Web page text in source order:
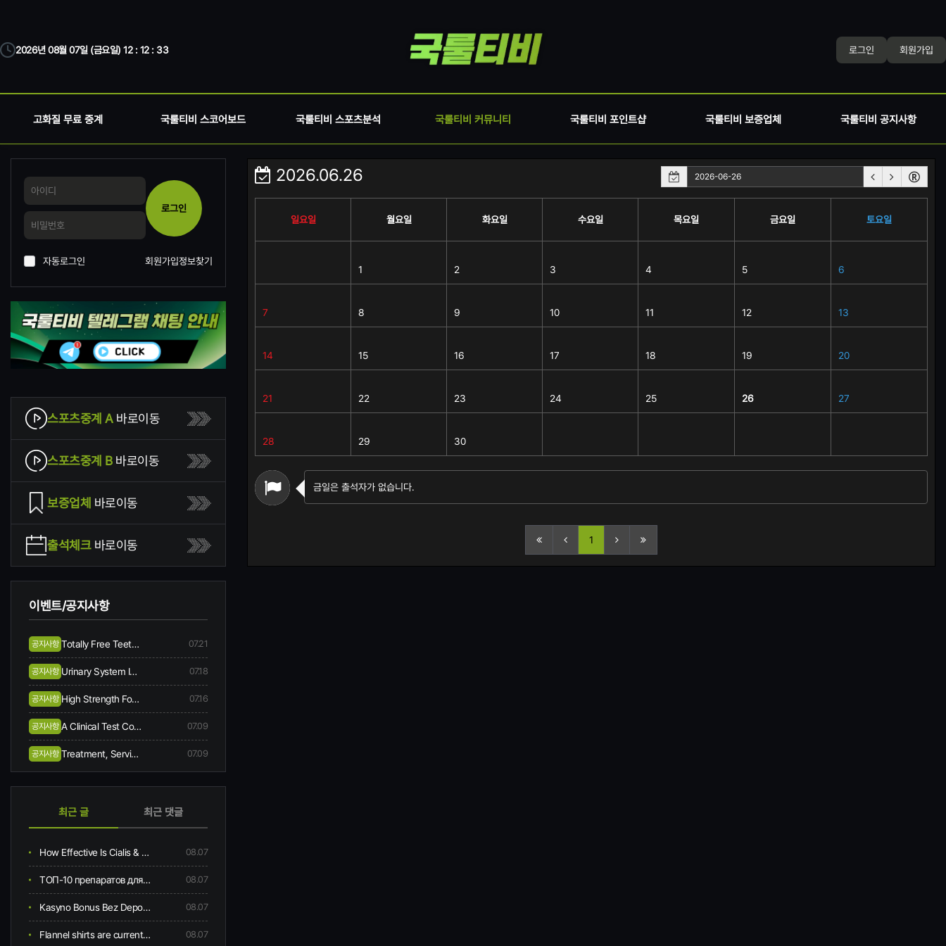
2026년 08월 07일 (금요일) 12 : 12 : 33 로그인 회원가입
고화질 무료 중계 국룰티비 스코어보드 국룰티비 스포츠분석 국룰티비 커뮤니티 국룰티비 포인트샵 국룰티비 보증업체 국룰티비 공지사항
2026.06.26
일요일 월요일 화요일 수요일 목요일 금요일 토요일
1 2 3 4 5 6
7 8 9 10 11 12 13
14 15 16 17 18 19 20
21 22 23 24 25 26 27
28 29 30
금일은 출석자가 없습니다.
1
로그인
자동로그인 회원가입정보찾기
스포츠중계 A바로이동
스포츠중계 B바로이동
보증업체 바로이동
출석체크바로이동
이벤트/공지사항
공지사항 Totally Free Teeth Bleaching When You Begin Same-day Treatment 07.21
공지사항 Urinary System Incontinence Symptoms And Causes 07.18
공지사항 High Strength Focussed Ultrasound Hifu 07.16
공지사항 A Clinical Test Comes Along In Skin Collagen, Hydration, Flexibility, Creases, Scalp, And Hair Problem Following 12-week Oral Consumption Of A Supplement Having Hydrolysed Collagen 07.09
공지사항 Treatment, Service, And Area 07.09
최근 글 최근 댓글
How Effective Is Cialis & How A lot Does It Monetary value? 08.07
ТОП-10 препаратов для потенции: разновидности, список лучших 08.07
Kasyno Bonus Bez Depozytu: What A Mistake! 08.07
Flannel shirts are currently in style, not only in men’s trend, but in women’s vogue as well. There are a great number of online outlets that sells clergy shirts and various other sort of liturgical vestments. Oh, I hadn't seen I looked good. Thanks, 08.07